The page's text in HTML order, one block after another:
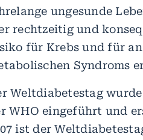
ungesunde
rechtzeitig und
für Krebs und für
Syndroms
Weltdiabetestag
WHO eingeführt und
ist der